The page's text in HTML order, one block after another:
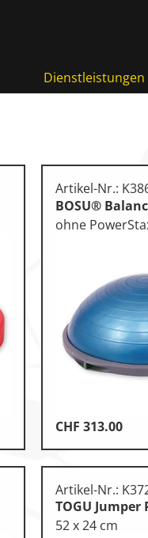
Dienstleistungen
Artikel-Nr.:
BOSU®
ohne
CHF 313.00
Artikel-Nr.:
TOGU Jumper
52 x 24 cm